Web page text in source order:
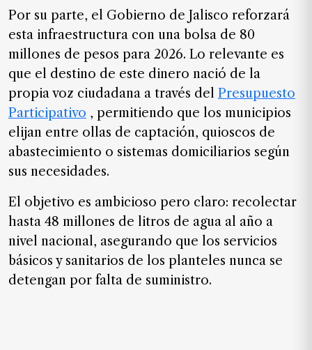
Por su parte, el Gobierno de Jalisco reforzará
esta infraestructura con una bolsa de 80
millones de pesos para 2026. Lo relevante es
que el destino de este dinero nació de la
propia voz ciudadana a través del Presupuesto
Participativo , permitiendo que los municipios
elijan entre ollas de captación, quioscos de
abastecimiento o sistemas domiciliarios según
sus necesidades.
El objetivo es ambicioso pero claro: recolectar
hasta 48 millones de litros de agua al año a
nivel nacional, asegurando que los servicios
básicos y sanitarios de los planteles nunca se
detengan por falta de suministro.